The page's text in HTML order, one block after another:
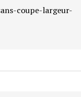
coupe-largeur-